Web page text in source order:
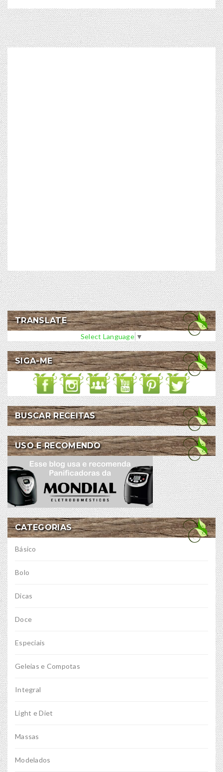
TRANSLATE
Select Language ▼
SIGA-ME
BUSCAR RECEITAS
USO E RECOMENDO
CATEGORIAS
Básico
Bolo
Dicas
Doce
Especiais
Geleias e Compotas
Integral
Light e Diet
Massas
Modelados